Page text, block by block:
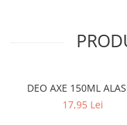
DEO AXE 150ML
17,95 Lei